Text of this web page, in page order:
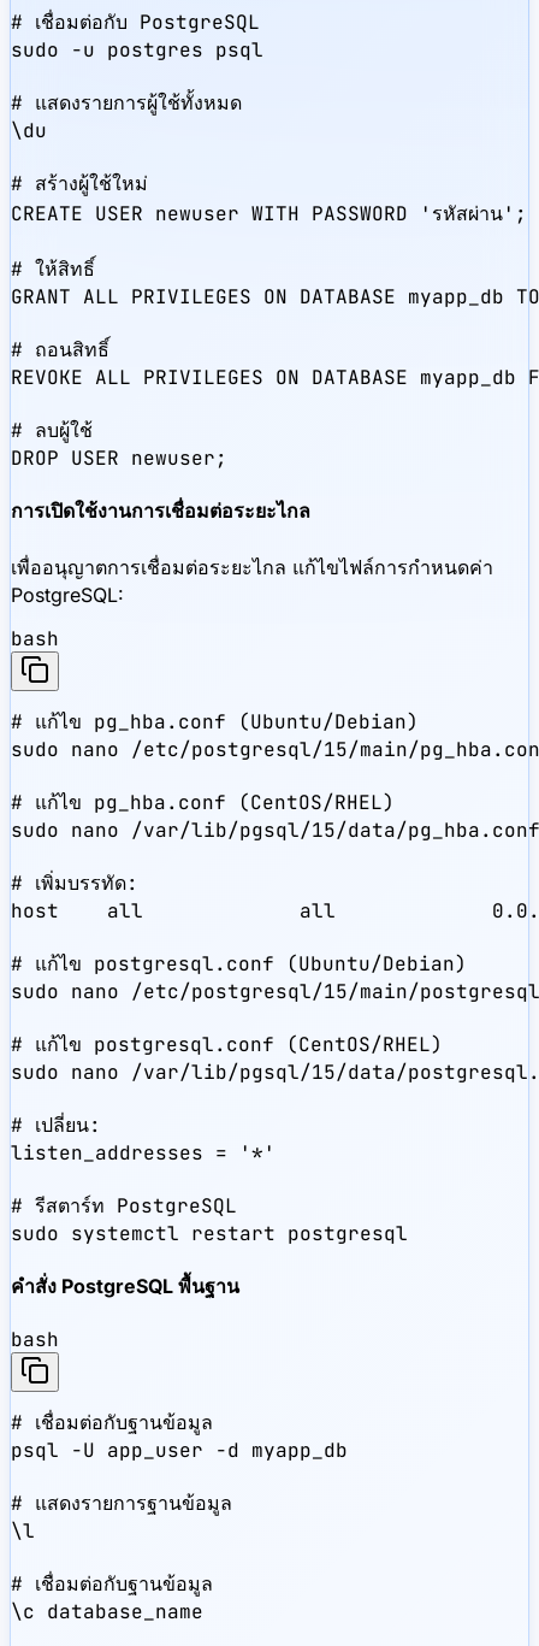
# เชื่อมต่อกับ PostgreSQL
sudo -u postgres psql
# แสดงรายการผู้ใช้ทั้งหมด
\du
# สร้างผู้ใช้ใหม่
CREATE USER newuser WITH PASSWORD 'รหัสผ่าน';
# ให้สิทธิ์
GRANT ALL PRIVILEGES ON DATABASE myapp_db
# ถอนสิทธิ์
REVOKE ALL PRIVILEGES ON DATABASE myapp_db
# ลบผู้ใช้
DROP USER newuser;
การเปิดใช้งานการเชื่อมต่อระยะไกล
เพื่ออนุญาตการเชื่อมต่อระยะไกล แก้ไขไฟล์การกำหนดค่า
PostgreSQL:
bash
# แก้ไข pg_hba.conf (Ubuntu/Debian)
sudo nano /etc/postgresql/15/main/
# แก้ไข pg_hba.conf (CentOS/RHEL)
sudo nano /var/lib/pgsql/15/data/pg_hba.conf
# เพิ่มบรรทัด:
host    all             all
# แก้ไข postgresql.conf (Ubuntu/Debian)
sudo nano /etc/postgresql/15/main/
# แก้ไข postgresql.conf (CentOS/RHEL)
sudo nano /var/lib/pgsql/15/data/
# เปลี่ยน:
listen_addresses = '*'
# รีสตาร์ท PostgreSQL
sudo systemctl restart postgresql
คำสั่ง PostgreSQL พื้นฐาน
bash
# เชื่อมต่อกับฐานข้อมูล
psql -U app_user -d myapp_db
# แสดงรายการฐานข้อมูล
\l
# เชื่อมต่อกับฐานข้อมูล
\c database_name